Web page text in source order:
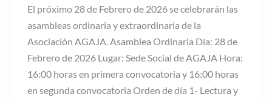
El próximo 28 de Febrero de 2026 se celebrarán las
asambleas ordinaria y extraordinaria de la
Asociación AGAJA. Asamblea Ordinaria Día: 28 de
Febrero de 2026 Lugar: Sede Social de AGAJA Hora:
16:00 horas en primera convocatoria y 16:00 horas
en segunda convocatoria Orden de día 1- Lectura y